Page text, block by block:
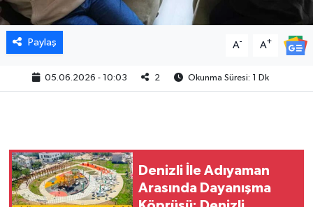
Paylaş A- A+
05.06.2026 - 10:03 2 Okunma Süresi: 1 Dk
Denizli İle Adıyaman
Arasında Dayanışma